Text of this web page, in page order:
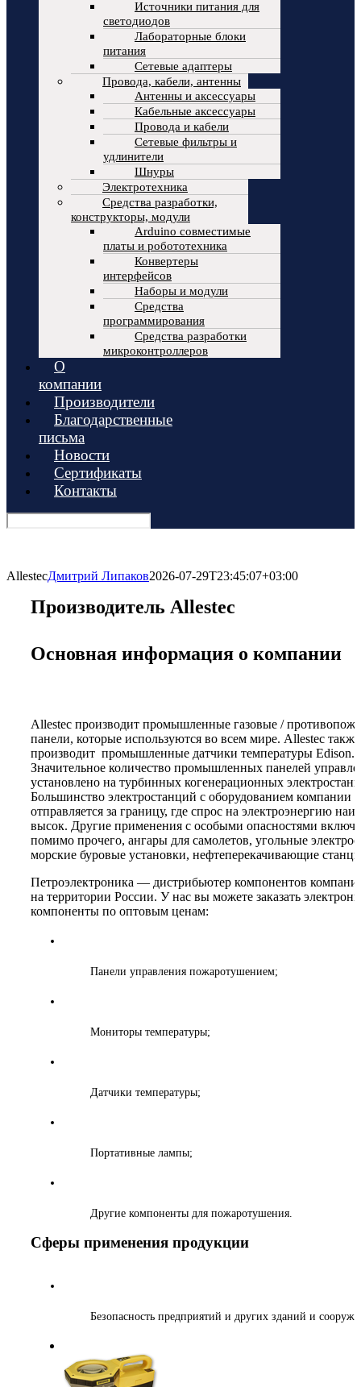
Источники питания для
светодиодов
Лабораторные блоки
питания
Сетевые адаптеры
Провода, кабели, антенны
Антенны и аксессуары
Кабельные аксессуары
Провода и кабели
Сетевые фильтры и
удлинители
Шнуры
Электротехника
Средства разработки,
конструкторы, модули
Arduino совместимые
платы и робототехника
Конвертеры
интерфейсов
Наборы и модули
Средства
программирования
Средства разработки
микроконтроллеров
О
компании
Производители
Благодарственные
письма
Новости
Сертификаты
Контакты
AllestecДмитрий Липаков2026-07-29T23:45:07+03:00
Производитель Allestec
Основная информация о компании
Allestec производит промышленные газовые /
панели, которые используются во всем мире. Allestec также
производит промышленные датчики температуры Edison.
Значительное количество промышленных панелей
установлено на турбинных когенерационных
Большинство электростанций с оборудованием компании
отправляется за границу, где спрос на электроэнергию
высок. Другие применения с особыми опасностями
помимо прочего, ангары для самолетов, угольные
морские буровые установки, нефтеперекачивающие
Петроэлектроника — дистрибьютер компонентов
на территории России. У нас вы можете заказать
компоненты по оптовым ценам:
Панели управления пожаротушением;
Мониторы температуры;
Датчики температуры;
Портативные лампы;
Другие компоненты для пожаротушения.
Сферы применения продукции
Безопасность предприятий и других зданий и